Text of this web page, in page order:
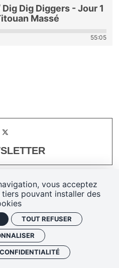
Dig Diggers - Jour 1
Massé
55:05
légales
vous acceptez
pouvant installer des
TOUT REFUSER